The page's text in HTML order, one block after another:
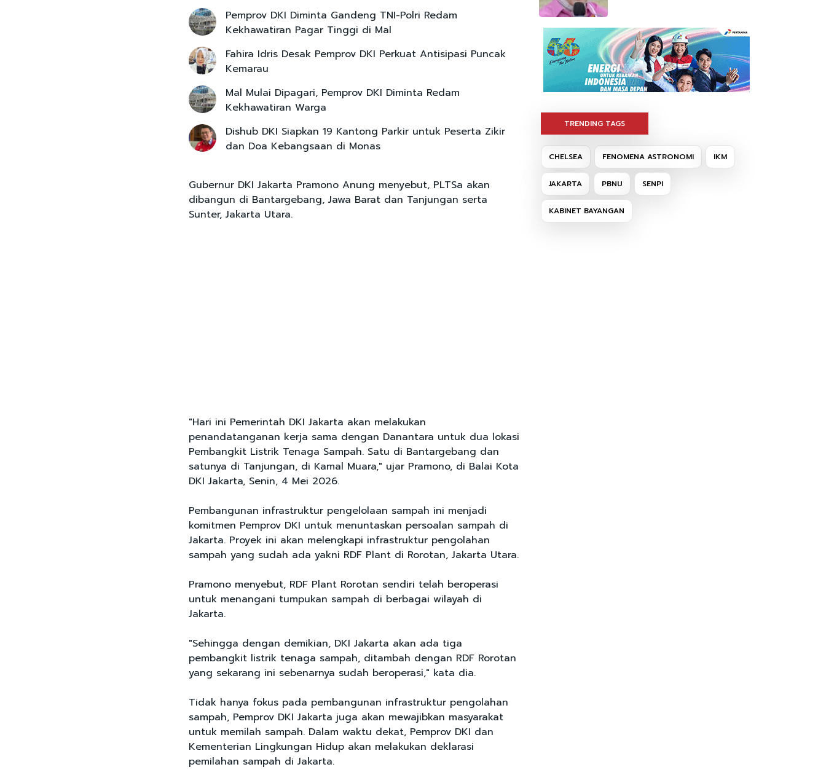
Pemprov DKI Diminta Gandeng TNI-Polri Redam
Kekhawatiran Pagar Tinggi di Mal
Fahira Idris Desak Pemprov DKI Perkuat Antisipasi Puncak
Kemarau
Mal Mulai Dipagari, Pemprov DKI Diminta Redam
Kekhawatiran Warga
Dishub DKI Siapkan 19 Kantong Parkir untuk Peserta Zikir
dan Doa Kebangsaan di Monas
Gubernur DKI Jakarta Pramono Anung menyebut, PLTSa akan
dibangun di Bantargebang, Jawa Barat dan Tanjungan serta
Sunter, Jakarta Utara.
"Hari ini Pemerintah DKI Jakarta akan melakukan
penandatanganan kerja sama dengan Danantara untuk dua lokasi
Pembangkit Listrik Tenaga Sampah. Satu di Bantargebang dan
satunya di Tanjungan, di Kamal Muara," ujar Pramono, di Balai Kota
DKI Jakarta, Senin, 4 Mei 2026.
Pembangunan infrastruktur pengelolaan sampah ini menjadi
komitmen Pemprov DKI untuk menuntaskan persoalan sampah di
Jakarta. Proyek ini akan melengkapi infrastruktur pengolahan
sampah yang sudah ada yakni RDF Plant di Rorotan, Jakarta Utara.
Pramono menyebut, RDF Plant Rorotan sendiri telah beroperasi
untuk menangani tumpukan sampah di berbagai wilayah di
Jakarta.
"Sehingga dengan demikian, DKI Jakarta akan ada tiga
pembangkit listrik tenaga sampah, ditambah dengan RDF Rorotan
yang sekarang ini sebenarnya sudah beroperasi," kata dia.
Tidak hanya fokus pada pembangunan infrastruktur pengolahan
sampah, Pemprov DKI Jakarta juga akan mewajibkan masyarakat
untuk memilah sampah. Dalam waktu dekat, Pemprov DKI dan
Kementerian Lingkungan Hidup akan melakukan deklarasi
pemilahan sampah di Jakarta.
TRENDING TAGS
CHELSEA FENOMENA ASTRONOMI IKM
JAKARTA PBNU SENPI
KABINET BAYANGAN